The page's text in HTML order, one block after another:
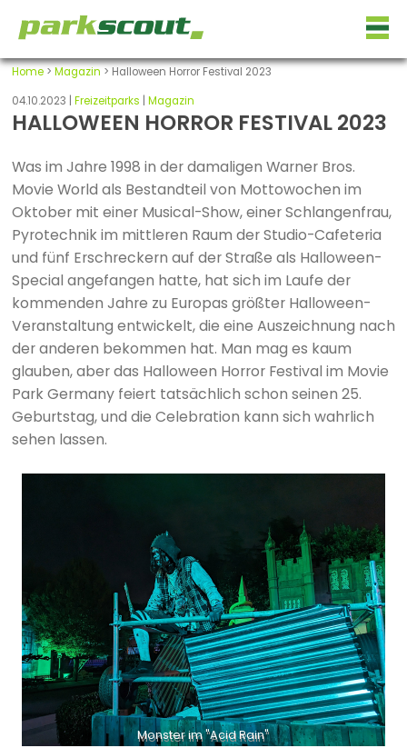
Home> Magazin > Halloween Horror Festival 2023
04.10.2023 | Freizeitparks Magazin
HALLOWEEN HORROR FESTIVAL 2023
Was im Jahre 1998 in der damaligen Warner Bros.
Movie World als Bestandteil von Mottowochen im
Oktober mit einer Musical-Show, einer Schlangenfrau,
Pyrotechnik im mittleren Raum der Studio-Cafeteria
und fünf Erschreckern auf der Straße als Halloween-
Special angefangen hatte, hat sich im Laufe der
kommenden Jahre zu Europas größter Halloween-
Veranstaltung entwickelt, die eine Auszeichnung nach
der anderen bekommen hat. Man mag es kaum
glauben, aber das Halloween Horror Festival im Movie
Park Germany feiert tatsächlich schon seinen 25.
Geburtstag, und die Celebration kann sich wahrlich
sehen lassen.
Monster im "Acid Rain"